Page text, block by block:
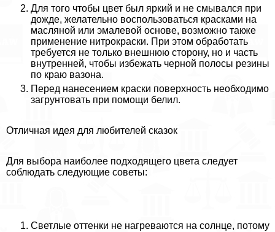
Для того чтобы цвет был яркий и не смывался при
дожде, желательно воспользоваться красками на
масляной или эмалевой основе, возможно также
применение нитрокраски. При этом обработать
требуется не только внешнюю сторону, но и часть
внутренней, чтобы избежать черной полосы резины
по краю вазона.
Перед нанесением краски поверхность необходимо
загрунтовать при помощи белил.
Отличная идея для любителей сказок
Для выбора наиболее подходящего цвета следует
соблюдать следующие советы:
Светлые оттенки не нагреваются на солнце, потому